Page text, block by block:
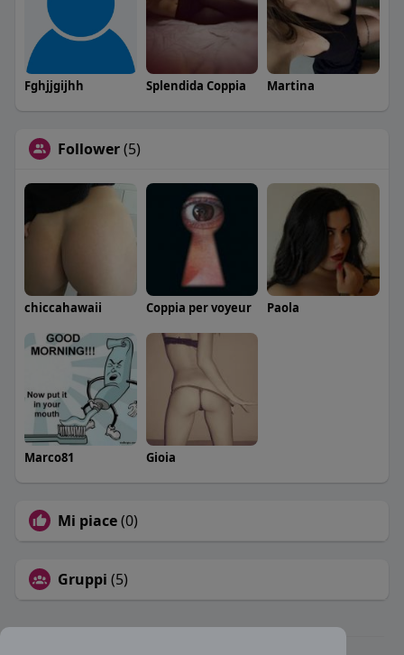
Fghjjgijhh Splendida Coppia Martina
Follower(5)
chiccahawaii Coppia per voyeur Paola
Marco81 Gioia
Mi piace(0)
Gruppi (5)